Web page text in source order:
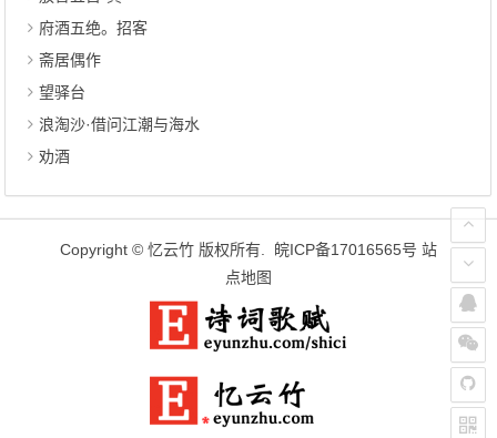
府酒五绝。招客
斋居偶作
望驿台
浪淘沙·借问江潮与海水
劝酒
Copyright © 忆云竹 版权所有. 皖ICP备17016565号 站
点地图